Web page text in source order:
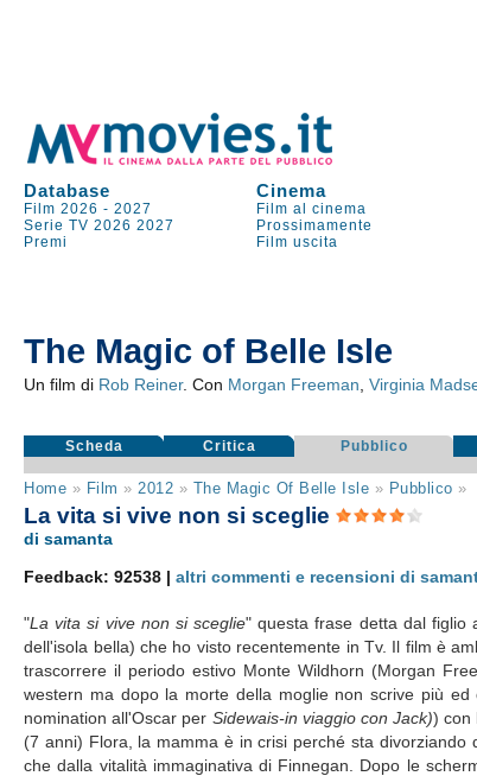
Database Cinema
Film 2026 -2027 Film al cinema
Serie TV 2026 2027 Prossimamente
Premi
Film uscita
The Magic of Belle Isle
Un film di Rob Reiner. Con Morgan Freeman ,Virginia
Scheda Critica Pubblico
Home » Film » 2012 » The Magic Of Belle Isle » Pubblico »
La vita si vive non si sceglie
di samanta
Feedback: 92538 |altri commenti e recensioni di
"La vita si vive non si sceglie" questa frase detta dal figlio
dell'isola bella) che ho visto recentemente in Tv. Il film è
trascorrere il periodo estivo Monte Wildhorn (Morgan
western ma dopo la morte della moglie non scrive più
nomination all'Oscar per Sidewais-in viaggio con Jack)) con
(7 anni) Flora, la mamma è in crisi perché sta
che dalla vitalità immaginativa di Finnegan. Dopo le